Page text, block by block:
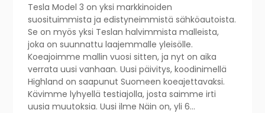
Tesla Model 3 on yksi markkinoiden
suosituimmista ja edistyneimmistä sähköautoista.
Se on myös yksi Teslan halvimmista malleista,
joka on suunnattu laajemmalle yleisölle.
Koeajoimme mallin vuosi sitten, ja nyt on aika
verrata uusi vanhaan. Uusi päivitys, koodinimellä
Highland on saapunut Suomeen koeajettavaksi.
Kävimme lyhyellä testiajolla, josta saimme irti
uusia muutoksia. Uusi ilme Näin on, yli 6…